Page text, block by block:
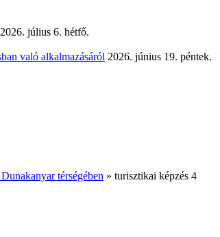
2026. július 6. hétfő.
való alkalmazásáról 2026. június 19. péntek.
térségében » turisztikai képzés 4